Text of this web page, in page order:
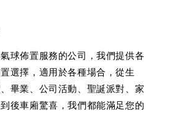
球佈置服務的公司，我們提供各
選擇，適用於各種場合，從生
畢業、公司活動、聖誕派對、家
後車廂驚喜，我們都能滿足您的